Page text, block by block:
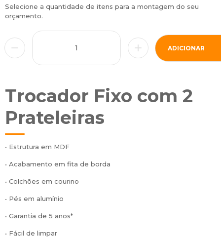
Trocador Fixo com 2
Prateleiras
• Estrutura em MDF
• Acabamento em fita de borda
• Colchões em courino
• Pés em alumínio
• Garantia de 5 anos*
• Fácil de limpar
Selecione a quantidade de itens para a montagem do seu
orçamento.
ADICIONAR